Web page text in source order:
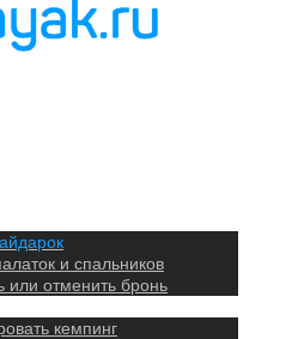
и спальников
или отменить бронь
кемпинг